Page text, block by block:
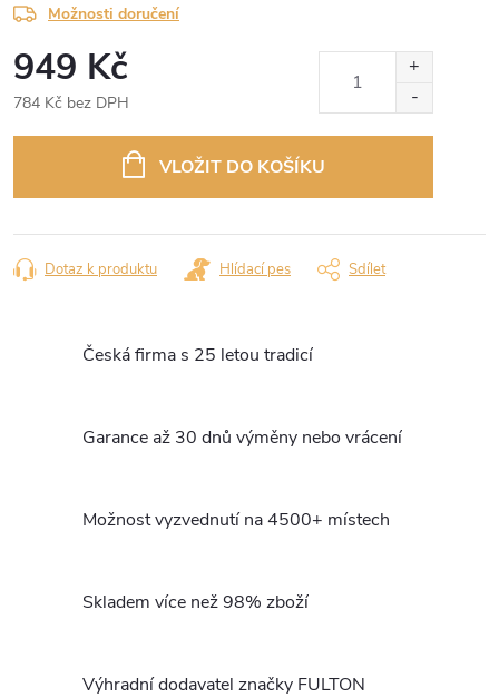
Možnosti doručení
949 Kč
784 Kč bez DPH
VLOŽIT DO KOŠÍKU
Dotaz k produktu Hlídací pes Sdílet
Česká firma s 25 letou tradicí
Garance až 30 dnů výměny nebo vrácení
Možnost vyzvednutí na 4500+ místech
Skladem více než 98% zboží
Výhradní dodavatel značky FULTON